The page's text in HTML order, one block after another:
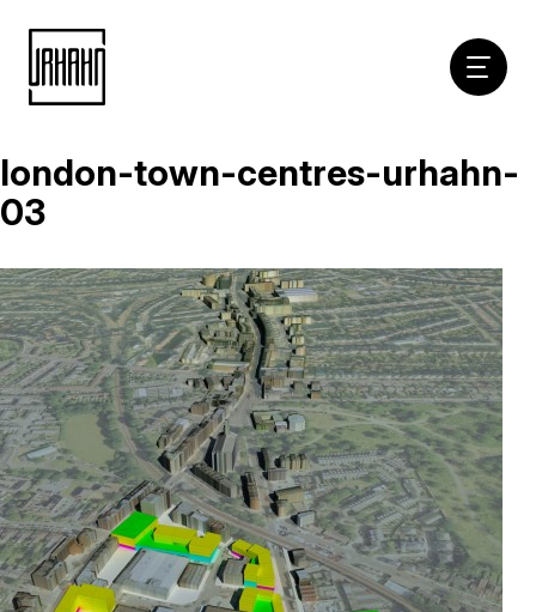
Naar
inhoud
london-town-centres-urhahn-
03